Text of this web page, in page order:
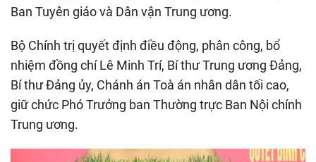
Ban Tuyên giáo và Dân vận Trung ương.
Bộ Chính trị quyết định điều động, phân công, bổ
nhiệm đồng chí Lê Minh Trí, Bí thư Trung ương Đảng,
Bí thư Đảng ủy, Chánh án Toà án nhân dân tối cao,
giữ chức Phó Trưởng ban Thường trực Ban Nội chính
Trung ương.